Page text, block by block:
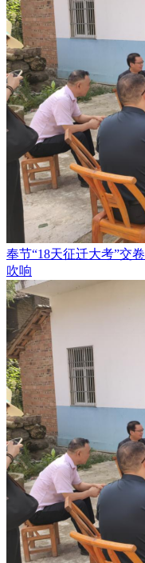
奉节“18天征迁大考”交
吹响